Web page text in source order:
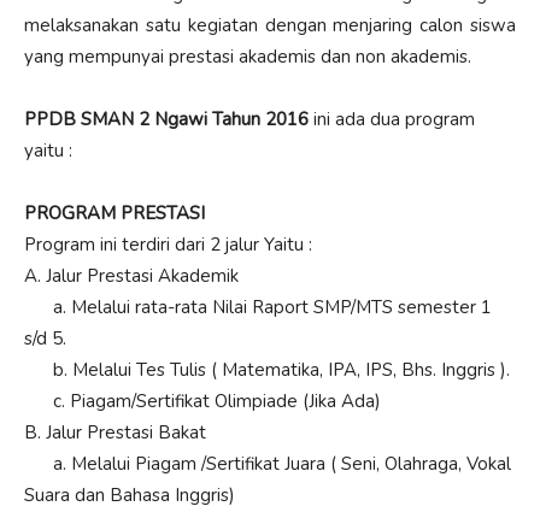
melaksanakan satu kegiatan dengan menjaring calon siswa
yang mempunyai prestasi akademis dan non akademis.
PPDB SMAN 2 Ngawi Tahun 2016 ini ada dua program
yaitu :
PROGRAM PRESTASI
Program ini terdiri dari 2 jalur Yaitu :
A. Jalur Prestasi Akademik
a. Melalui rata-rata Nilai Raport SMP/MTS semester 1
s/d 5.
b. Melalui Tes Tulis ( Matematika, IPA, IPS, Bhs. Inggris ).
c. Piagam/Sertifikat Olimpiade (Jika Ada)
B. Jalur Prestasi Bakat
a. Melalui Piagam /Sertifikat Juara ( Seni, Olahraga, Vokal
Suara dan Bahasa Inggris)